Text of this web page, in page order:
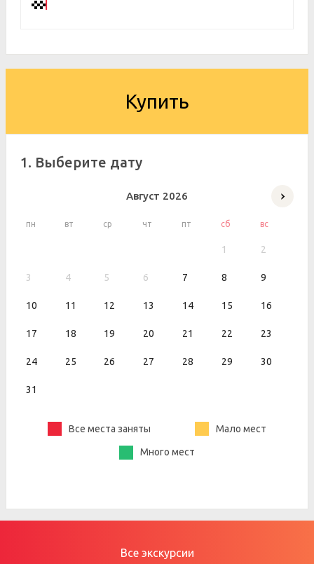
Купить
1. Выберите дату
Август 2026
пн вт ср чт пт сб вс
1 2
3 4 5 6 7 8 9
10 11 12 13 14 15 16
17 18 19 20 21 22 23
24 25 26 27 28 29 30
31
Все места заняты Мало мест
Много мест
Все экскурсии